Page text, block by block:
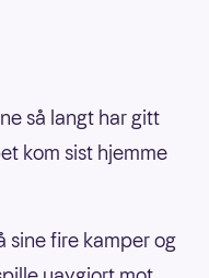
så langt har gitt
kom sist hjemme
sine fire kamper og